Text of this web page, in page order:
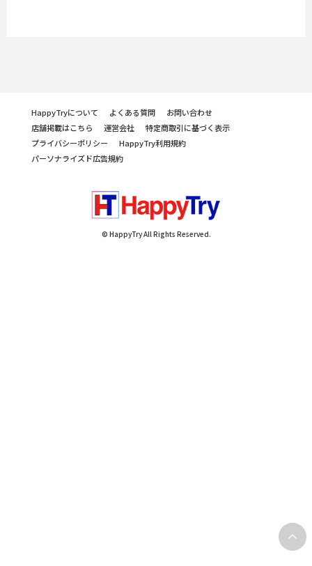
HappyTryについて よくある質問
お問い合わせ
店舗掲載はこちら
運営会社
特定商取引に基づく表示
プライバシーポリシー
HappyTry利用規約
パーソナライズド広告規約
© HappyTry All Rights Reserved.